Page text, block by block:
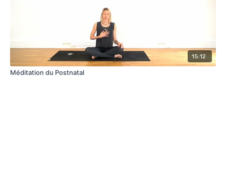
15:12
Méditation du Postnatal